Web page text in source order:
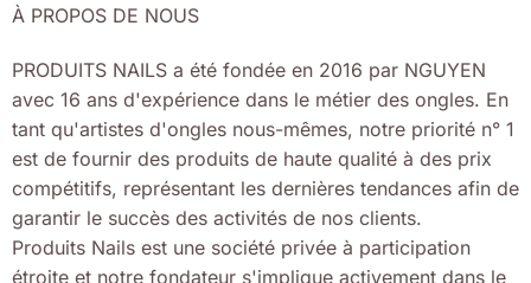
À PROPOS DE NOUS
PRODUITS NAILS a été fondée en 2016 par NGUYEN
avec 16 ans d'expérience dans le métier des ongles. En
tant qu'artistes d'ongles nous-mêmes, notre priorité n° 1
est de fournir des produits de haute qualité à des prix
compétitifs, représentant les dernières tendances afin de
garantir le succès des activités de nos clients.
Produits Nails est une société privée à participation
étroite et notre fondateur s'implique activement dans le